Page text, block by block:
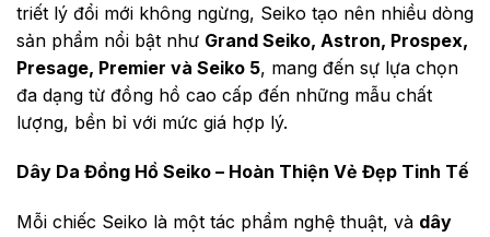
triết lý đổi mới không ngừng, Seiko tạo nên nhiều dòng
sản phẩm nổi bật như Grand Seiko, Astron, Prospex,
Presage, Premier và Seiko 5, mang đến sự lựa chọn
đa dạng từ đồng hồ cao cấp đến những mẫu chất
lượng, bền bỉ với mức giá hợp lý.
Dây Da Đồng Hồ Seiko – Hoàn Thiện Vẻ Đẹp Tinh Tế
Mỗi chiếc Seiko là một tác phẩm nghệ thuật, và dây